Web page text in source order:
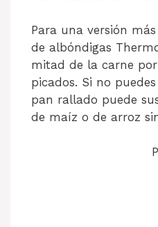
Para una versión
de albóndigas
mitad de la carne
picados. Si no
pan rallado puede
de maíz o de arroz
P